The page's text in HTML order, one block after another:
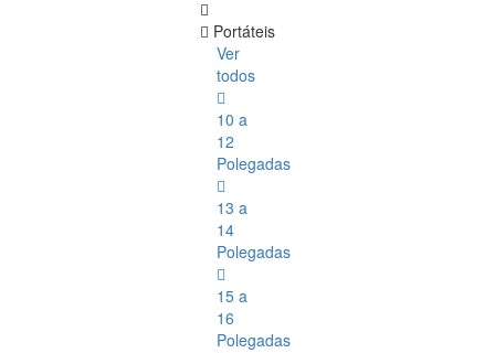
Portáteis
Ver
todos
10 a
12
Polegadas
13 a
14
Polegadas
15 a
16
Polegadas